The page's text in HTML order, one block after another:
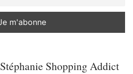
Stéphanie Shopping Addict